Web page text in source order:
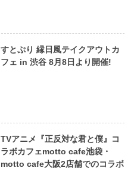
すとぷり 縁日風テイクアウトカ
フェ in 渋谷 8月8日より開催!
TVアニメ『正反対な君と僕』コ
ラボカフェmotto cafe池袋・
motto cafe大阪2店舗でのコラボ